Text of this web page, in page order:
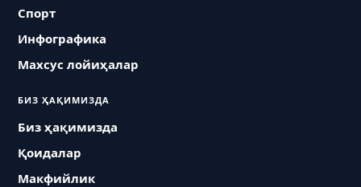
Спорт
Инфографика
Махсус лойиҳалар
БИЗ ҲАҚИМИЗДА
Биз ҳақимизда
Қоидалар
Макфийлик